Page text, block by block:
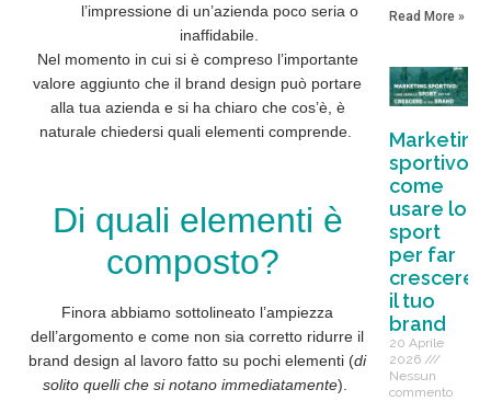
l’impressione di un’azienda poco seria o
inaffidabile.
Nel momento in cui si è compreso l’importante
valore aggiunto che il brand design può portare
alla tua azienda e si ha chiaro che cos’è, è
naturale chiedersi quali elementi comprende.
Di quali elementi è
composto?
Finora abbiamo sottolineato l’ampiezza
dell’argomento e come non sia corretto ridurre il
brand design al lavoro fatto su pochi elementi (di
solito quelli che si notano immediatamente).
Read More »
Marketing
sportivo:
come
usare lo
sport
per far
crescere
il tuo
brand
20 Aprile
2026
Nessun
commento